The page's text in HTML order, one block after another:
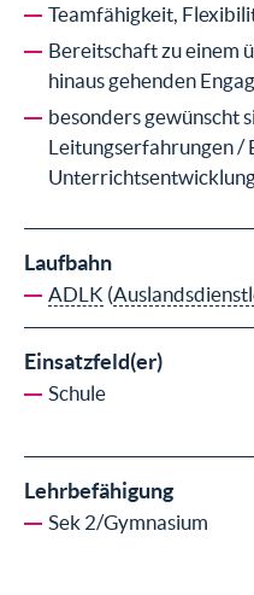
Teamfähigkeit,
Bereitschaft zu einem
hinaus gehenden
besonders gewünscht
Leitungserfahrungen /
Laufbahn
ADLK (
Einsatzfeld(er)
Schule
Lehrbefähigung
Sek 2/Gymnasium